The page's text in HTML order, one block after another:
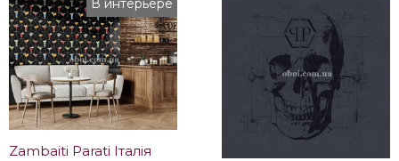
Erismann Німеччина
Артикул: 12276-47
Купити
1761 грн/рул. Залишилось
28 рул.
Артикул: 81082
Замовити
14173 грн/панно Під
замовлення термін
поставки до 1,5 міс.